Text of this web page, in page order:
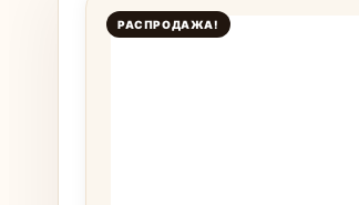
РАСПРОДАЖА!